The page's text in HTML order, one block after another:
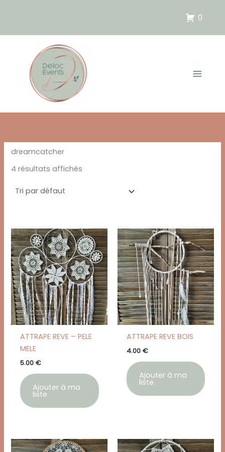
0
dreamcatcher
4 résultats affichés
ATTRAPE REVE – PELE
MELE
5.00 €
Ajouter à ma
liste
ATTRAPE REVE BOIS
4.00 €
Ajouter à ma
liste